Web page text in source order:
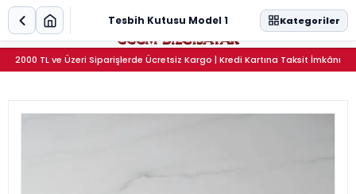
2000 TL ve Üzeri Siparişlerde Ücretsiz Kargo | Kredi Kartına Taksit İmkânı
0
Tesbih Kutusu Model 1 Kategoriler